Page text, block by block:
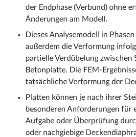
der Endphase (Verbund) ohne
Änderungen am Modell.
Dieses Analysemodell in
außerdem die Verformung
partielle Verdübelung zwischen
Betonplatte. Die FEM-
tatsächliche Verformung der
Platten können je nach ihrer
besonderen Anforderungen für
Aufgabe oder Überprüfung
oder nachgiebige